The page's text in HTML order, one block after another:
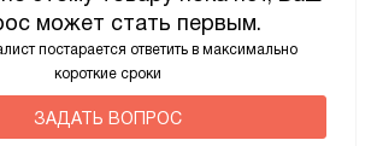
может стать первым.
постарается ответить в максимально
короткие сроки
ЗАДАТЬ ВОПРОС